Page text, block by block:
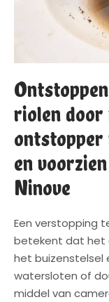
riolen door
ontstopper
en
Ninove
Een verstopping
betekent dat het
het buizenstelsel
watersloten of
middel van